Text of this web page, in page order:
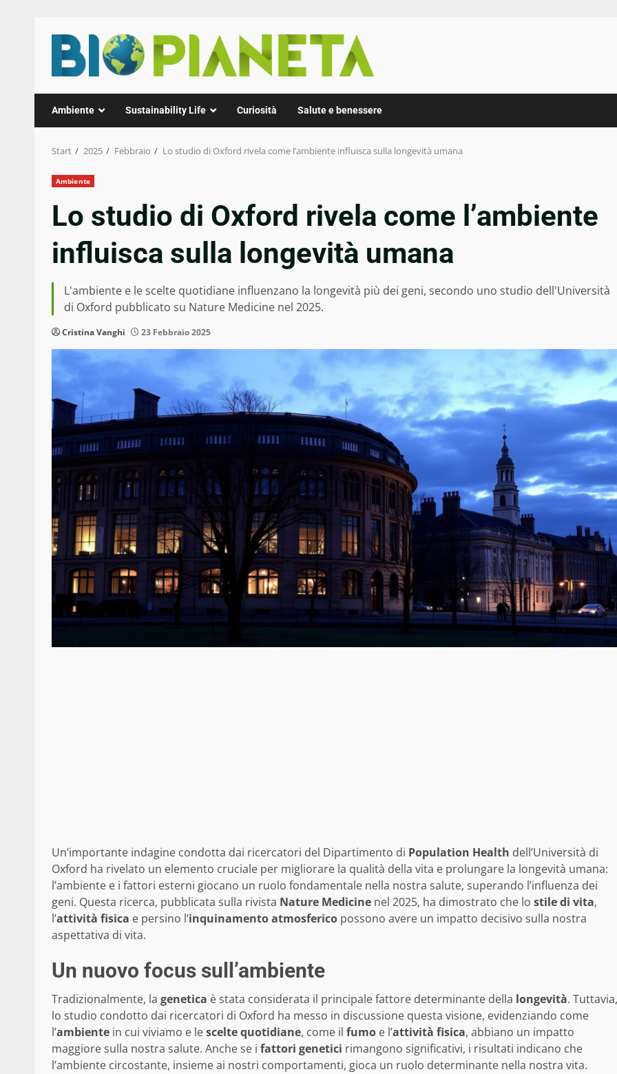
Inhalt
springen
Ambiente Sustainability Life Curiosità Salute e benessere
Start 2025 Febbraio Lo studio di Oxford rivela come l’ambiente influisca sulla longevità umana
Ambiente
Lo studio di Oxford rivela come l’ambiente
influisca sulla longevità umana
L'ambiente e le scelte quotidiane influenzano la longevità più dei geni, secondo uno studio dell'Università
di Oxford pubblicato su Nature Medicine nel 2025.
Cristina Vanghi 23 Febbraio 2025
Un’importante indagine condotta dai ricercatori del Dipartimento di Population Health dell’Università di
Oxford ha rivelato un elemento cruciale per migliorare la qualità della vita e prolungare la longevità umana:
l’ambiente e i fattori esterni giocano un ruolo fondamentale nella nostra salute, superando l’influenza dei
geni. Questa ricerca, pubblicata sulla rivista Nature Medicine nel 2025, ha dimostrato che lo stile di vita,
l’attività fisica e persino l’inquinamento atmosferico possono avere un impatto decisivo sulla nostra
aspettativa di vita.
Un nuovo focus sull’ambiente
Tradizionalmente, la genetica è stata considerata il principale fattore determinante della longevità. Tuttavia,
lo studio condotto dai ricercatori di Oxford ha messo in discussione questa visione, evidenziando come
l’ambiente in cui viviamo e lescelte quotidiane, come il fumo e l’attività fisica, abbiano un impatto
maggiore sulla nostra salute. Anche se i fattori genetici rimangono significativi, i risultati indicano che
l’ambiente circostante, insieme ai nostri comportamenti, gioca un ruolo determinante nella nostra vita.